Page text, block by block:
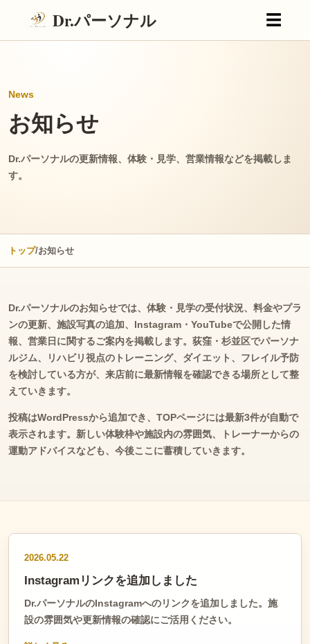
Dr.パーソナル ☰
News
お知らせ
Dr.パーソナルの更新情報、体験・見学、営業情報などを掲載しま
す。
トップ/お知らせ
Dr.パーソナルのお知らせでは、体験・見学の受付状況、料金やプラ
ンの更新、施設写真の追加、Instagram・YouTubeで公開した情
報、営業日に関するご案内を掲載します。荻窪・杉並区でパーソナ
ルジム、リハビリ視点のトレーニング、ダイエット、フレイル予防
を検討している方が、来店前に最新情報を確認できる場所として整
えていきます。
投稿はWordPressから追加でき、TOPページには最新3件が自動で
表示されます。新しい体験枠や施設内の雰囲気、トレーナーからの
運動アドバイスなども、今後ここに蓄積していきます。
2026.05.22
Instagramリンクを追加しました
Dr.パーソナルのInstagramへのリンクを追加しました。施
設の雰囲気や更新情報の確認にご活用ください。